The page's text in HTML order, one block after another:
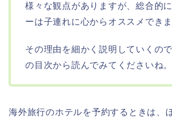
様々な観点がありますが、総合的
ーは子連れに心からオススメできま
その理由を細かく説明していくの
の目次から読んでみてくださいね。
海外旅行のホテルを予約するときは、